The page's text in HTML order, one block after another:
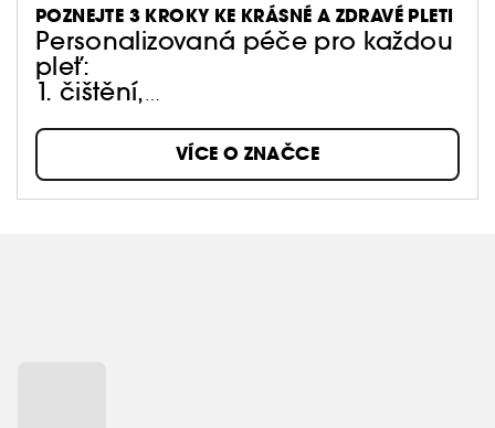
POZNEJTE 3 KROKY KE KRÁSNÉ A ZDRAVÉ PLETI
Personalizovaná péče pro každou
pleť:
1. čištění,
3. hydratace.
3 produkty. 3 minuty. Dvakrát
denně. Nic jednoduššího.
VÍCE O ZNAČCE